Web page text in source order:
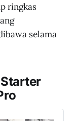
ringkas
selama
Starter